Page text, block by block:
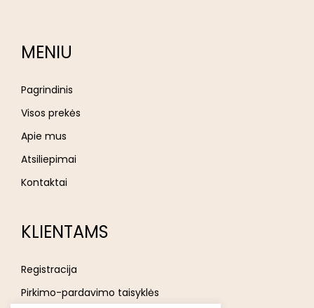
MENIU
Pagrindinis
Visos prekės
Apie mus
Atsiliepimai
Kontaktai
KLIENTAMS
Registracija
Pirkimo-pardavimo taisyklės